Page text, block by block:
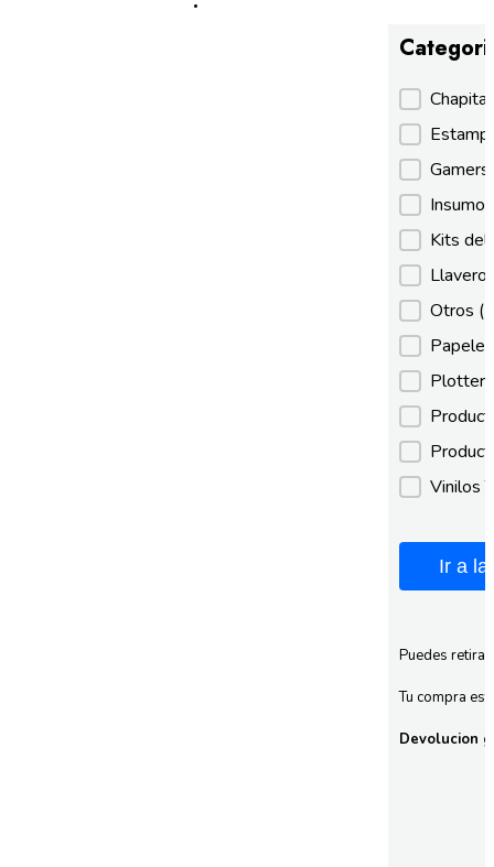
Gamers
Kits
Otros
Vinilos
Ir a la
Puedes
Tu compra
Devolucion